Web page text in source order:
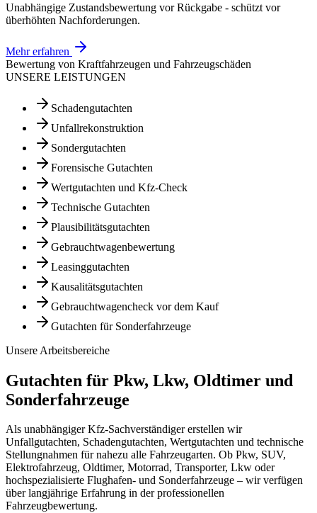
Unabhängige Zustandsbewertung vor Rückgabe - schützt vor
überhöhten Nachforderungen.
Mehr erfahren
Bewertung von Kraftfahrzeugen und Fahrzeugschäden
UNSERE LEISTUNGEN
Schadengutachten
Unfallrekonstruktion
Sondergutachten
Forensische Gutachten
Wertgutachten und Kfz-Check
Technische Gutachten
Plausibilitätsgutachten
Gebrauchtwagenbewertung
Leasinggutachten
Kausalitätsgutachten
Gebrauchtwagencheck vor dem Kauf
Gutachten für Sonderfahrzeuge
Unsere Arbeitsbereiche
Gutachten für Pkw, Lkw, Oldtimer und
Sonderfahrzeuge
Als unabhängiger Kfz-Sachverständiger erstellen wir
Unfallgutachten, Schadengutachten, Wertgutachten und technische
Stellungnahmen für nahezu alle Fahrzeugarten. Ob Pkw, SUV,
Elektrofahrzeug, Oldtimer, Motorrad, Transporter, Lkw oder
hochspezialisierte Flughafen- und Sonderfahrzeuge – wir verfügen
über langjährige Erfahrung in der professionellen
Fahrzeugbewertung.